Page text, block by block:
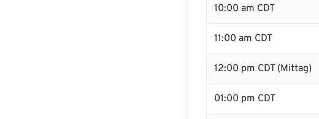
10:00 am CDT
11:00 am CDT
12:00 pm CDT (Mittag)
01:00 pm CDT